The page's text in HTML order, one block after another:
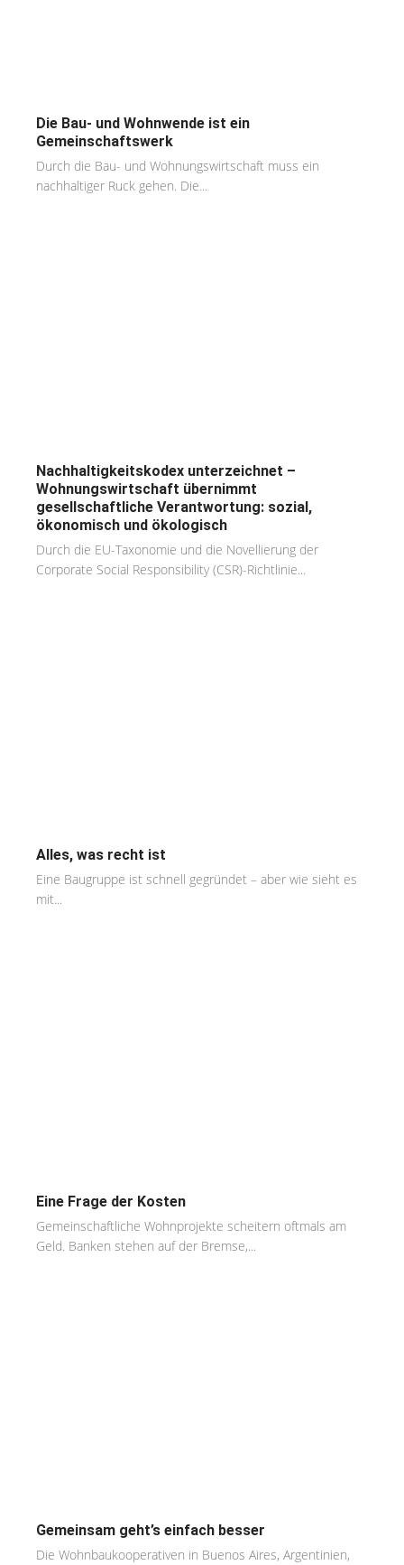
Die Bau- und Wohnwende ist ein
Gemeinschaftswerk
Durch die Bau- und Wohnungswirtschaft muss ein
nachhaltiger Ruck gehen. Die...
Nachhaltigkeitskodex unterzeichnet –
Wohnungswirtschaft übernimmt
gesellschaftliche Verantwortung: sozial,
ökonomisch und ökologisch
Durch die EU-Taxonomie und die Novellierung der
Corporate Social Responsibility (CSR)-Richtlinie...
Alles, was recht ist
Eine Baugruppe ist schnell gegründet – aber wie sieht es
mit...
Eine Frage der Kosten
Gemeinschaftliche Wohnprojekte scheitern oftmals am
Geld. Banken stehen auf der Bremse,...
Gemeinsam geht’s einfach besser
Die Wohnbaukooperativen in Buenos Aires, Argentinien,